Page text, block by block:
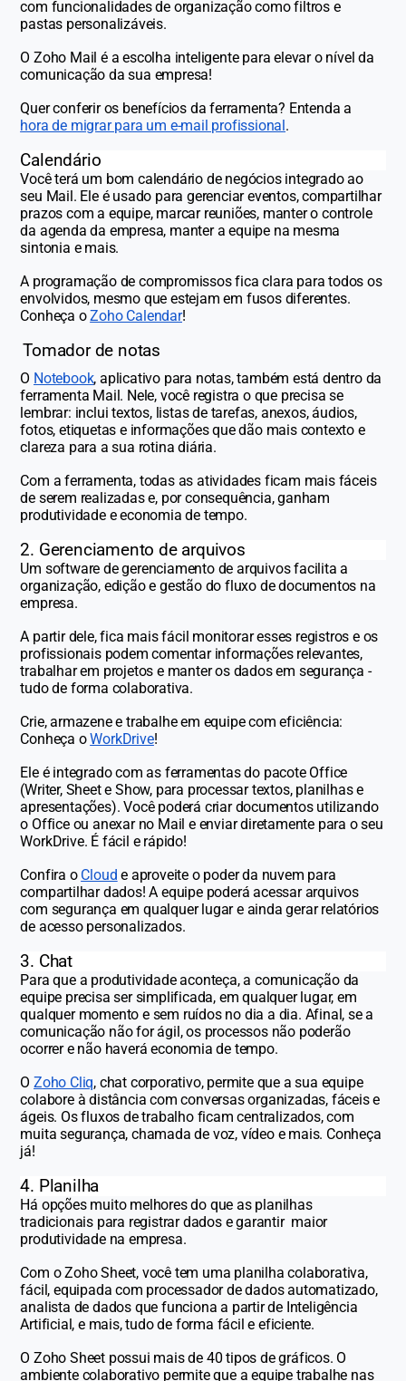
com funcionalidades de organização como filtros e
pastas personalizáveis.
O Zoho Mail é a escolha inteligente para elevar o nível da
comunicação da sua empresa!
Quer conferir os benefícios da ferramenta? Entenda a
hora de migrar para um e-mail profissional.
Calendário
Você terá um bom calendário de negócios integrado ao
seu Mail. Ele é usado para gerenciar eventos, compartilhar
prazos com a equipe, marcar reuniões, manter o controle
da agenda da empresa, manter a equipe na mesma
sintonia e mais.
A programação de compromissos fica clara para todos os
envolvidos, mesmo que estejam em fusos diferentes.
Conheça oZoho Calendar!
Tomador de notas
O Notebook, aplicativo para notas, também está dentro da
ferramenta Mail. Nele, você registra o que precisa se
lembrar: inclui textos, listas de tarefas, anexos, áudios,
fotos, etiquetas e informações que dão mais contexto e
clareza para a sua rotina diária.
Com a ferramenta, todas as atividades ficam mais fáceis
de serem realizadas e, por consequência, ganham
produtividade e economia de tempo.
2. Gerenciamento de arquivos
Um software de gerenciamento de arquivos facilita a
organização, edição e gestão do fluxo de documentos na
empresa.
A partir dele, fica mais fácil monitorar esses registros e os
profissionais podem comentar informações relevantes,
trabalhar em projetos e manter os dados em segurança -
tudo de forma colaborativa.
Crie, armazene e trabalhe em equipe com eficiência:
Conheça oWorkDrive!
Ele é integrado com as ferramentas do pacote Office
(Writer, Sheet e Show, para processar textos, planilhas e
apresentações). Você poderá criar documentos utilizando
o Office ou anexar no Mail e enviar diretamente para o seu
WorkDrive. É fácil e rápido!
Confira o Cloud e aproveite o poder da nuvem para
compartilhar dados! A equipe poderá acessar arquivos
com segurança em qualquer lugar e ainda gerar relatórios
de acesso personalizados.
3. Chat
Para que a produtividade aconteça, a comunicação da
equipe precisa ser simplificada, em qualquer lugar, em
qualquer momento e sem ruídos no dia a dia. Afinal, se a
comunicação não for ágil, os processos não poderão
ocorrer e não haverá economia de tempo.
OZoho Cliq, chat corporativo, permite que a sua equipe
colabore à distância com conversas organizadas, fáceis e
ágeis. Os fluxos de trabalho ficam centralizados, com
muita segurança, chamada de voz, vídeo e mais. Conheça
já!
4. Planilha
Há opções muito melhores do que as planilhas
tradicionais para registrar dados e garantir maior
produtividade na empresa.
Com o Zoho Sheet, você tem uma planilha colaborativa,
fácil, equipada com processador de dados automatizado,
analista de dados que funciona a partir de Inteligência
Artificial, e mais, tudo de forma fácil e eficiente.
O Zoho Sheet possui mais de 40 tipos de gráficos. O
ambiente colaborativo permite que a equipe trabalhe nas